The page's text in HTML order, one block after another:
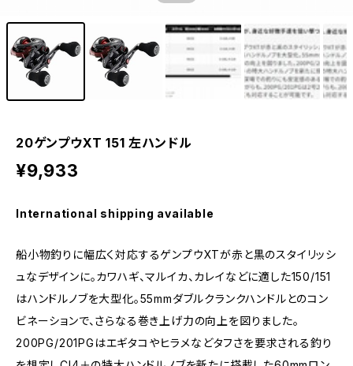
20ゲンプウXT 151 左ハンドル
¥9,933
International shipping available
船小物釣りに幅広く対応するゲンプウXTが赤と黒のスタイリッシ
ュなデザインに。カワハギ、マルイカ、カレイなどに適した150/151
はハンドルノブを大型化。55mmダブルクランクハンドルとのコン
ビネーションで、さらなる巻き上げ力の向上を図りました。
200PG/201PGはエギタコやヒラメなどタフさを要求される釣り